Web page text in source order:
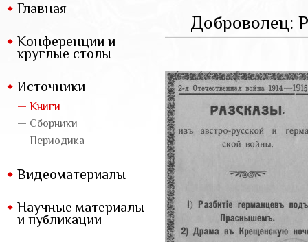
Главная
Конференции и
круглые столы
Источники
— Книги
— Сборники
— Периодика
Видеоматериалы
Научные материалы
и публикации
Доброволец: